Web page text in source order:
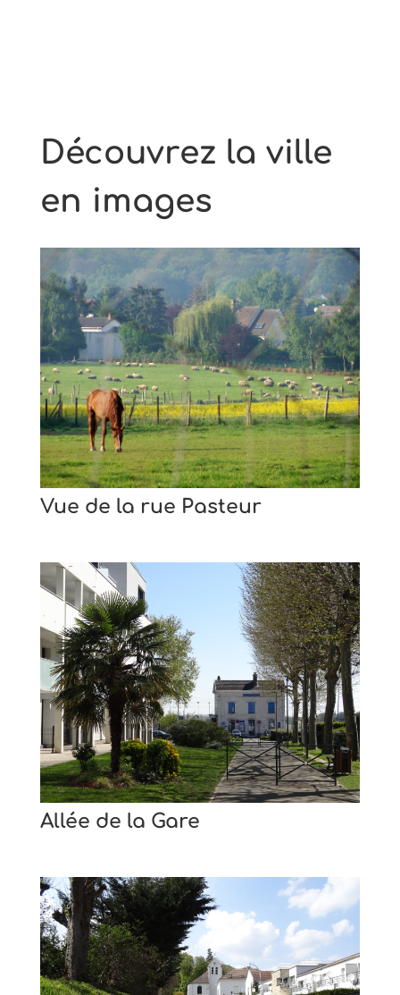
Découvrez la ville
en images
Vue de la rue Pasteur
Allée de la Gare